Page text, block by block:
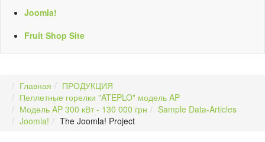
Joomla!
Fruit Shop Site
Главная
ПРОДУКЦИЯ
Пеллетные горелки "ATEPLO" модель AP
Модель AP 300 кВт - 130 000 грн
Sample Data-Articles
Joomla!
The Joomla! Project